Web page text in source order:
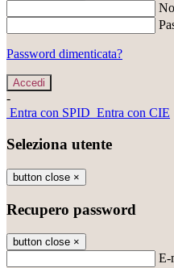
Password dimenticata?
-
Entra con SPID Entra con CIE
Seleziona utente
button close ×
Recupero password
button close ×
E-